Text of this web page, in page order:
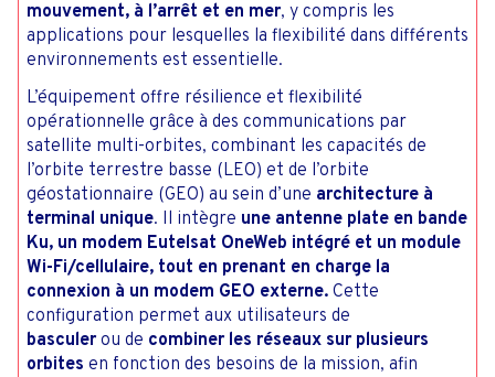
mouvement, à l’arrêt et en mer, y compris les
applications pour lesquelles la flexibilité dans différents
environnements est essentielle.
L’équipement offre résilience et flexibilité
opérationnelle grâce à des communications par
satellite multi-orbites, combinant les capacités de
l’orbite terrestre basse (LEO) et de l’orbite
géostationnaire (GEO) au sein d’une architecture à
terminal unique. Il intègre une antenne plate en bande
Ku, un modem Eutelsat OneWeb intégré et un module
Wi-Fi/cellulaire, tout en prenant en charge la
connexion à un modem GEO externe. Cette
configuration permet aux utilisateurs de
basculer ou de combiner les réseaux sur plusieurs
orbites en fonction des besoins de la mission, afin